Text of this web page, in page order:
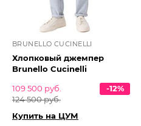
BRUNELLO CUCINELLI
Хлопковый джемпер
Brunello Cucinelli
109 500 руб.
124 500 руб.
-12%
Купить на ЦУМ